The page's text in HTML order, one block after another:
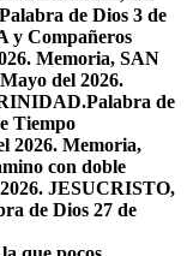
Palabra de Dios 3 de
y Compañeros
Memoria, SAN
del 2026.
Palabra de
Tiempo
2026. Memoria,
con doble
JESUCRISTO,
de Dios 27 de